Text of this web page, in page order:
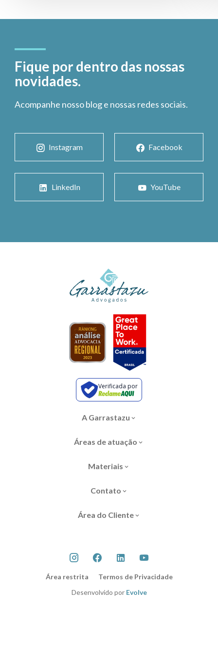
Fique por dentro das nossas
novidades.
Acompanhe nosso blog e nossas redes sociais.
Instagram Facebook
LinkedIn YouTube
Verificada por
A Garrastazu
Áreas de atuação
Materiais
Contato
Área do Cliente
Área restrita
Termos de Privacidade
Desenvolvido por Evolve